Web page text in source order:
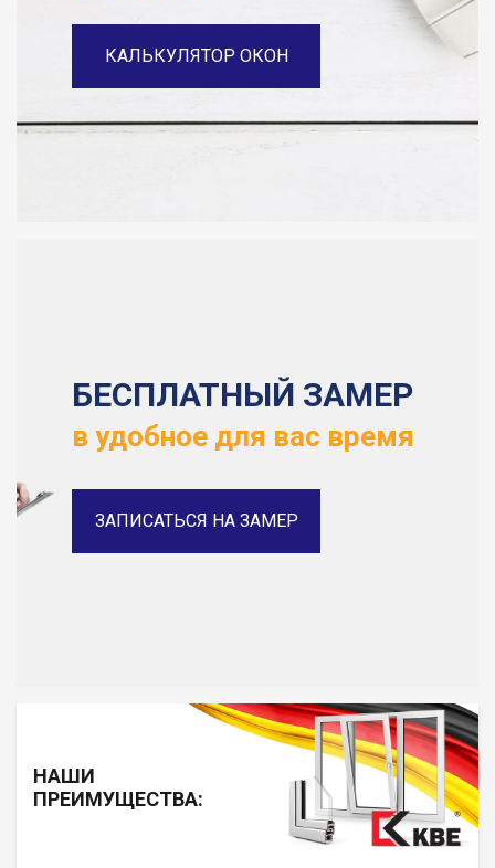
КАЛЬКУЛЯТОР ОКОН
БЕСПЛАТНЫЙ ЗАМЕР
в удобное для вас время
ЗАПИСАТЬСЯ НА ЗАМЕР
НАШИ
ПРЕИМУЩЕСТВА: